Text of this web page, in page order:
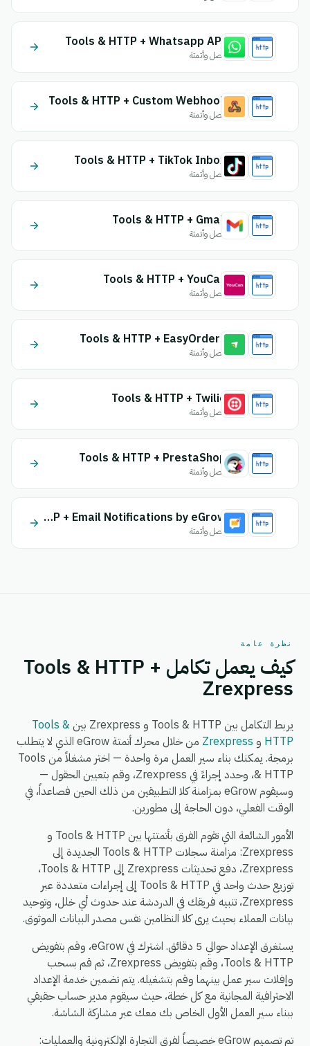
Tools & HTTP + Whatsapp API
اتصل وأتمتة
Tools & HTTP + Custom Webhook
اتصل وأتمتة
Tools & HTTP + TikTok Inbox
اتصل وأتمتة
Tools & HTTP + Gmail
اتصل وأتمتة
Tools & HTTP + YouCan
اتصل وأتمتة
Tools & HTTP + EasyOrders
اتصل وأتمتة
Tools & HTTP + Twilio
اتصل وأتمتة
Tools & HTTP + PrestaShop
اتصل وأتمتة
Tools & HTTP + Email Notifications by eGrow
اتصل وأتمتة
نظرة عامة
كيف يعمل تكامل Tools & HTTP +
Zrexpress
يربط التكامل بين Tools & HTTP و Zrexpress بين
Tools &
HTTP و Zrexpress
من خلال محرك أتمتة eGrow الذي لا يتطلب
برمجة. يمكنك بناء سير العمل مرة واحدة — اختر مشغلاً من Tools
& HTTP، وحدد إجراءً في Zrexpress، وقم بتعيين الحقول —
وسيقوم eGrow بمزامنة كلا التطبيقين من ذلك الحين فصاعداً، في
الوقت الفعلي، دون الحاجة إلى مطورين.
الأمور الشائعة التي تقوم الفرق بأتمتتها بين Tools & HTTP و
Zrexpress: مزامنة سجلات Tools & HTTP الجديدة إلى
Zrexpress، دفع تحديثات Zrexpress إلى Tools & HTTP،
توزيع حدث واحد في Tools & HTTP إلى إجراءات متعددة عبر
Zrexpress، تنبيه فريقك في الدردشة عند حدوث أي خلل، وتوحيد
بيانات العملاء بحيث يرى كلا النظامين نفس مصدر البيانات الموثوق.
يستغرق الإعداد حوالي 5 دقائق. اشترك في eGrow، وقم بتفويض
Tools & HTTP، وقم بتفويض Zrexpress، ثم قم بسحب
وإفلات سير عمل بينهما وقم بتشغيله. يتم تضمين خدمة الإعداد
الاحترافية المجانية مع كل خطة، حيث سيقوم مدير حساب حقيقي
ببناء سير العمل الأول الخاص بك معك عبر مشاركة الشاشة.
تم تصميم eGrow خصيصاً لفرق التجارة الإلكترونية والعمليات: